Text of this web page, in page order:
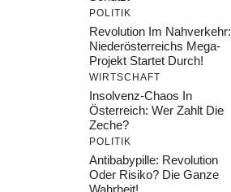
POLITIK
Revolution Im Nahverkehr:
Niederösterreichs Mega-
Projekt Startet Durch!
WIRTSCHAFT
Insolvenz-Chaos In
Österreich: Wer Zahlt Die
Zeche?
POLITIK
Antibabypille: Revolution
Oder Risiko? Die Ganze
Wahrheit!